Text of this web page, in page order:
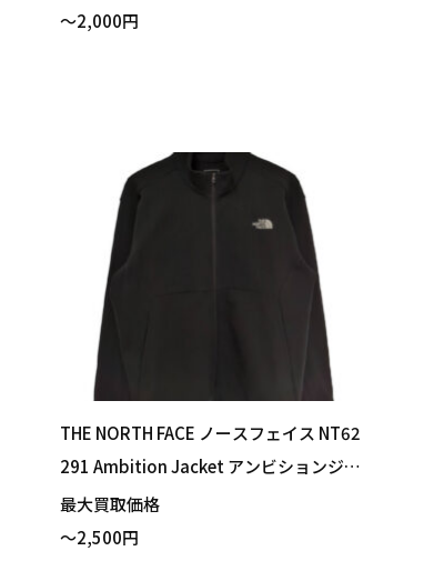
イズ 買い取りました！
～2,000円
THE NORTH FACE ノースフェイス NT62
291 Ambition Jacket アンビションジャ
ケット ブラック Lサイズ 買い取りまし
た！
最大買取価格
～2,500円